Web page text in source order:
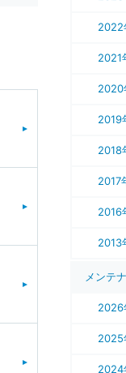
2022
2021
2020
2019
2018
2017
2016
2013
メンテ
2026
2025
2024